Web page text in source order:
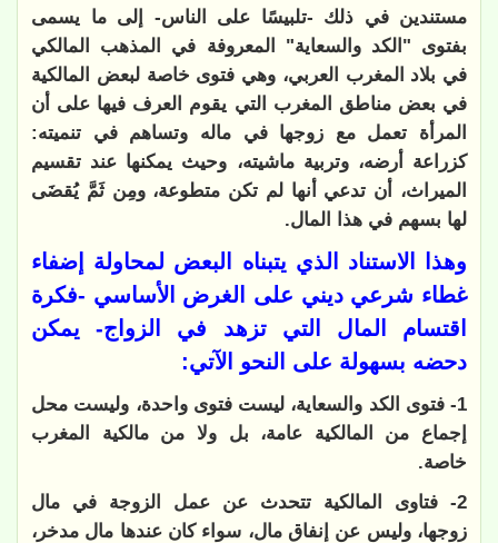
مستندين في ذلك -تلبيسًا على الناس- إلى ما يسمى
بفتوى "الكد والسعاية" المعروفة في المذهب المالكي
في بلاد المغرب العربي، وهي فتوى خاصة لبعض المالكية
في بعض مناطق المغرب التي يقوم العرف فيها على أن
المرأة تعمل مع زوجها في ماله وتساهم في تنميته:
كزراعة أرضه، وتربية ماشيته، وحيث يمكنها عند تقسيم
الميراث، أن تدعي أنها لم تكن متطوعة، ومِن ثَمَّ يُقضَى
لها بسهم في هذا المال.
وهذا الاستناد الذي يتبناه البعض لمحاولة إضفاء
غطاء شرعي ديني على الغرض الأساسي -فكرة
اقتسام المال التي تزهد في الزواج- يمكن
دحضه بسهولة على النحو الآتي:
1- فتوى الكد والسعاية، ليست فتوى واحدة، وليست محل
إجماع من المالكية عامة، بل ولا من مالكية المغرب
خاصة.
2- فتاوى المالكية تتحدث عن عمل الزوجة في مال
زوجها، وليس عن إنفاق مال، سواء كان عندها مال مدخر،